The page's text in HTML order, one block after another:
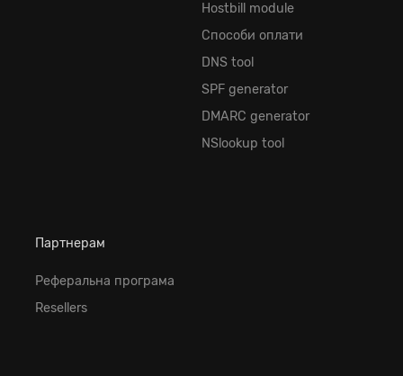
Hostbill module
Способи оплати
DNS tool
SPF generator
DMARC generator
NSlookup tool
Партнерам
Реферальна програма
Resellers